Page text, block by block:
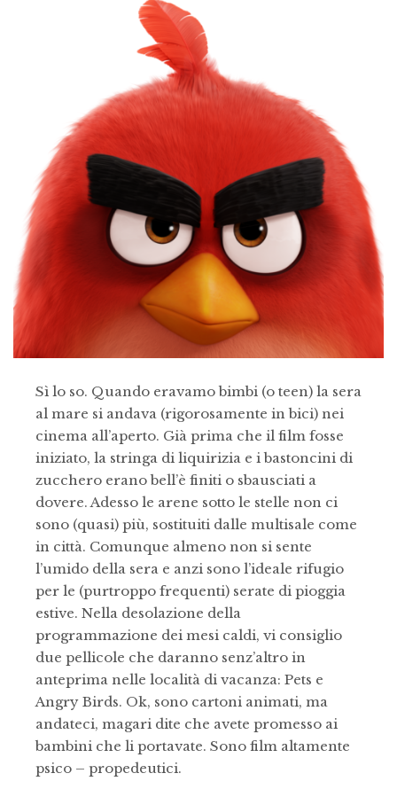
Sì lo so. Quando eravamo bimbi (o teen) la sera
al mare si andava (rigorosamente in bici) nei
cinema all’aperto. Già prima che il film fosse
iniziato, la stringa di liquirizia e i bastoncini di
zucchero erano bell’è finiti o sbausciati a
dovere. Adesso le arene sotto le stelle non ci
sono (quasi) più, sostituiti dalle multisale come
in città. Comunque almeno non si sente
l’umido della sera e anzi sono l’ideale rifugio
per le (purtroppo frequenti) serate di pioggia
estive. Nella desolazione della
programmazione dei mesi caldi, vi consiglio
due pellicole che daranno senz’altro in
anteprima nelle località di vacanza: Pets e
Angry Birds. Ok, sono cartoni animati, ma
andateci, magari dite che avete promesso ai
bambini che li portavate. Sono film altamente
psico – propedeutici.